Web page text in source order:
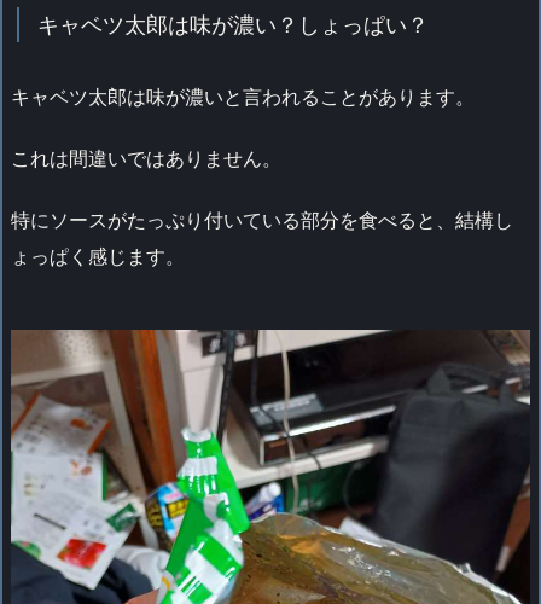
キャベツ太郎は味が濃い？しょっぱい？
キャベツ太郎は味が濃いと言われることがあります。
これは間違いではありません。
特にソースがたっぷり付いている部分を食べると、結構し
ょっぱく感じます。